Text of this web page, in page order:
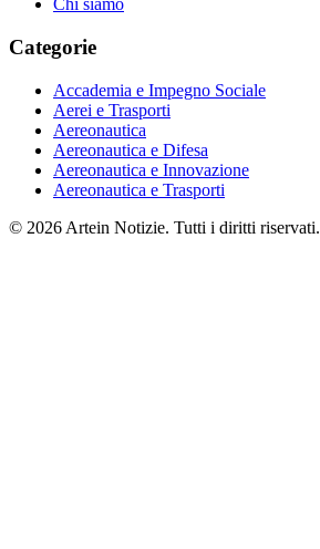
Chi siamo
Categorie
Accademia e Impegno Sociale
Aerei e Trasporti
Aereonautica
Aereonautica e Difesa
Aereonautica e Innovazione
Aereonautica e Trasporti
© 2026 Artein Notizie. Tutti i diritti riservati.